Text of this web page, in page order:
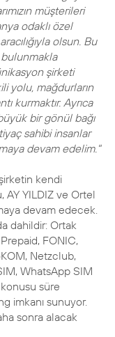
müşterileri
odaklı özel
olsun. Bu
şirketi
yolu, mağdurların
kurmaktır. Ayrıca
bir gönül bağı
sahibi insanlar
devam edelim."
kendi
AY YILDIZ ve Ortel
devam edecek.
dahildir: Ortak
FONIC,
Netzclub,
WhatsApp SIM
süre
imkanı sunuyor.
sonra alacak